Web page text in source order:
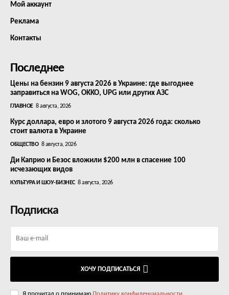
Мой аккаунт
Реклама
Контакты
Последнее
Цены на бензин 9 августа 2026 в Украине: где выгоднее
заправиться на WOG, OKKO, UPG или других АЗС
ГЛАВНОЕ 8 августа, 2026
Курс доллара, евро и злотого 9 августа 2026 года: сколько
стоит валюта в Украине
ОБЩЕСТВО 8 августа, 2026
Ди Каприо и Безос вложили $200 млн в спасение 100
исчезающих видов
КУЛЬТУРА И ШОУ-БИЗНЕС 8 августа, 2026
Подписка
ХОЧУ ПОДПИСАТЬСЯ
Я прочитал о принимаю Политику конфиденциальности